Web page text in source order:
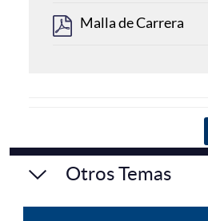
Malla de Carrera
Otros Temas